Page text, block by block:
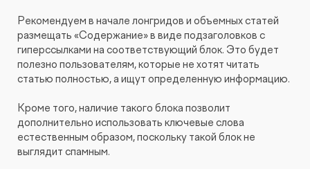
Рекомендуем в начале лонгридов и объемных статей
размещать «Содержание» в виде подзаголовков с
гиперссылками на соответствующий блок. Это будет
полезно пользователям, которые не хотят читать
статью полностью, а ищут определенную информацию.
Кроме того, наличие такого блока позволит
дополнительно использовать ключевые слова
естественным образом, поскольку такой блок не
выглядит спамным.